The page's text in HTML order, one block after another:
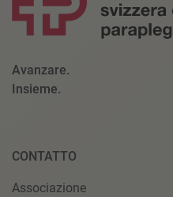
Avanzare.
Insieme.
CONTATTO
Associazione